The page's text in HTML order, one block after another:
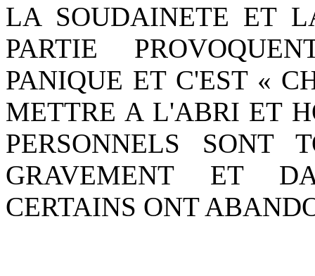
LA SOUDAINETE ET
PARTIE
PANIQUE ET C'EST «
METTRE A L'ABRI ET
PERSONNELS SONT
GRAVEMENT ET
CERTAINS ONT